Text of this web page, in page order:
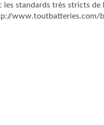
standards très stricts